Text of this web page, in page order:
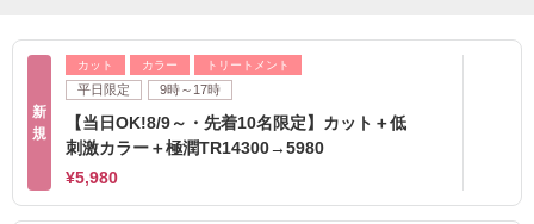
新
規
カット カラー トリートメント
平日限定 9時～17時
【当日OK!8/9～・先着10名限定】カット＋低
刺激カラー＋極潤TR14300→5980
¥5,980